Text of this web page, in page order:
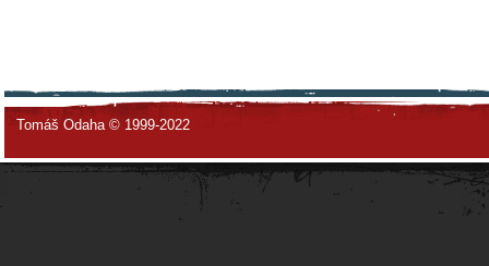
Tomáš Odaha © 1999-2022